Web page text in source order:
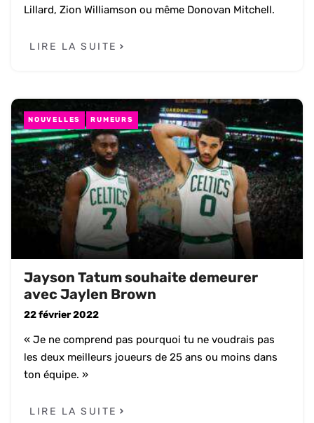
Lillard, Zion Williamson ou même Donovan Mitchell.
LIRE LA SUITE
NOUVELLES RUMEURS
Jayson Tatum souhaite demeurer
avec Jaylen Brown
22 février 2022
« Je ne comprend pas pourquoi tu ne voudrais pas
les deux meilleurs joueurs de 25 ans ou moins dans
ton équipe. »
LIRE LA SUITE